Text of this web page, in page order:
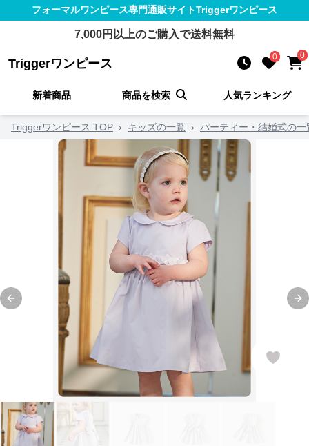
フォーマルワンピース専門通販サイトTriggerワンピース
7,000円以上のご購入で送料無料
Triggerワンピース 0 0
新着商品 商品を検索 人気ランキング
Triggerワンピース TOP › キッズの一覧 › パーティー・結婚式の一
Previous slide